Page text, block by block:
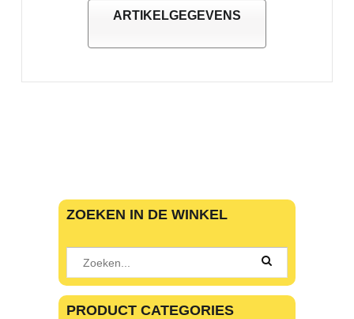
ARTIKELGEGEVENS
ZOEKEN IN DE WINKEL
PRODUCT CATEGORIES